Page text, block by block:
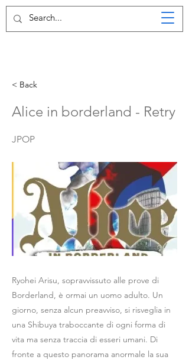
< Back
Alice in borderland - Retry
JPOP
Ryohei Arisu, sopravvissuto alle prove di
Borderland, è ormai un uomo adulto. Un
giorno, senza alcun preavviso, si risveglia in
una Shibuya traboccante di ogni forma di
vita ma senza traccia di esseri umani. Di
fronte a questo panorama anormale la sua